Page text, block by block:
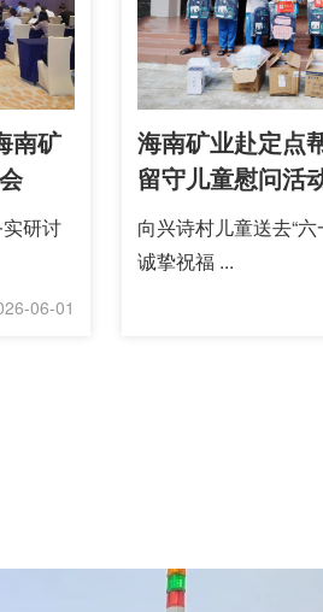
南矿
研讨
06-01
海南矿业赴定点
留守儿童慰问活
向兴诗村儿童送去“
诚挚祝福 ...